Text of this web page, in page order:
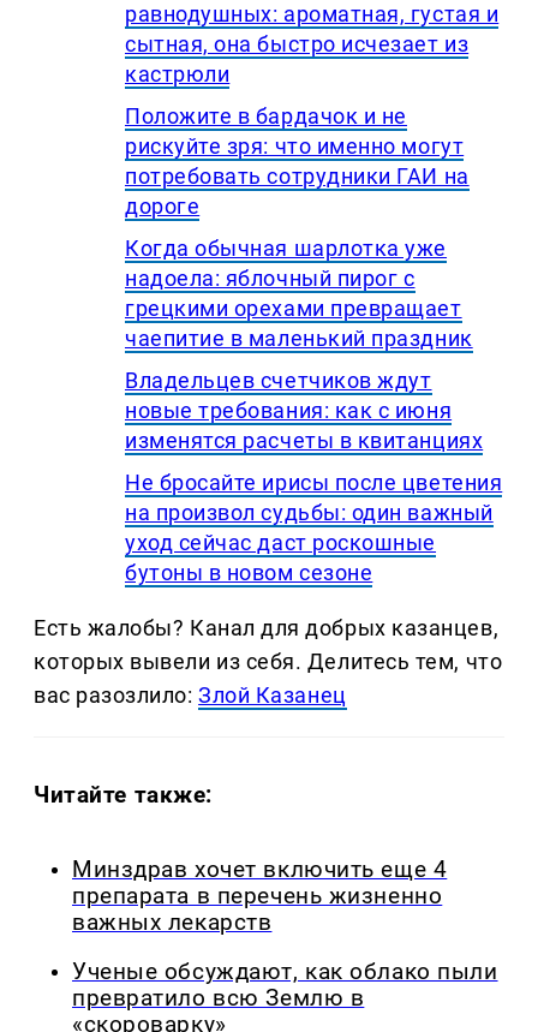
равнодушных: ароматная, густая и
сытная, она быстро исчезает из
кастрюли
Положите в бардачок и не
рискуйте зря: что именно могут
потребовать сотрудники ГАИ на
дороге
Когда обычная шарлотка уже
надоела: яблочный пирог с
грецкими орехами превращает
чаепитие в маленький праздник
Владельцев счетчиков ждут
новые требования: как с июня
изменятся расчеты в квитанциях
Не бросайте ирисы после цветения
на произвол судьбы: один важный
уход сейчас даст роскошные
бутоны в новом сезоне
Есть жалобы? Канал для добрых казанцев,
которых вывели из себя. Делитеcь тем, что
вас разозлило:Злой Казанец
Читайте также:
Минздрав хочет включить еще 4
препарата в перечень жизненно
важных лекарств
Ученые обсуждают, как облако пыли
превратило всю Землю в
«скороварку»